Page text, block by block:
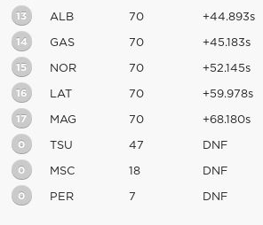
13 ALB 70 +44.893s
14 GAS 70 +45.183s
15 NOR 70 +52.145s
16 LAT 70 +59.978s
17 MAG 70 +68.180s
0 TSU 47 DNF
0 MSC 18 DNF
0 PER 7 DNF